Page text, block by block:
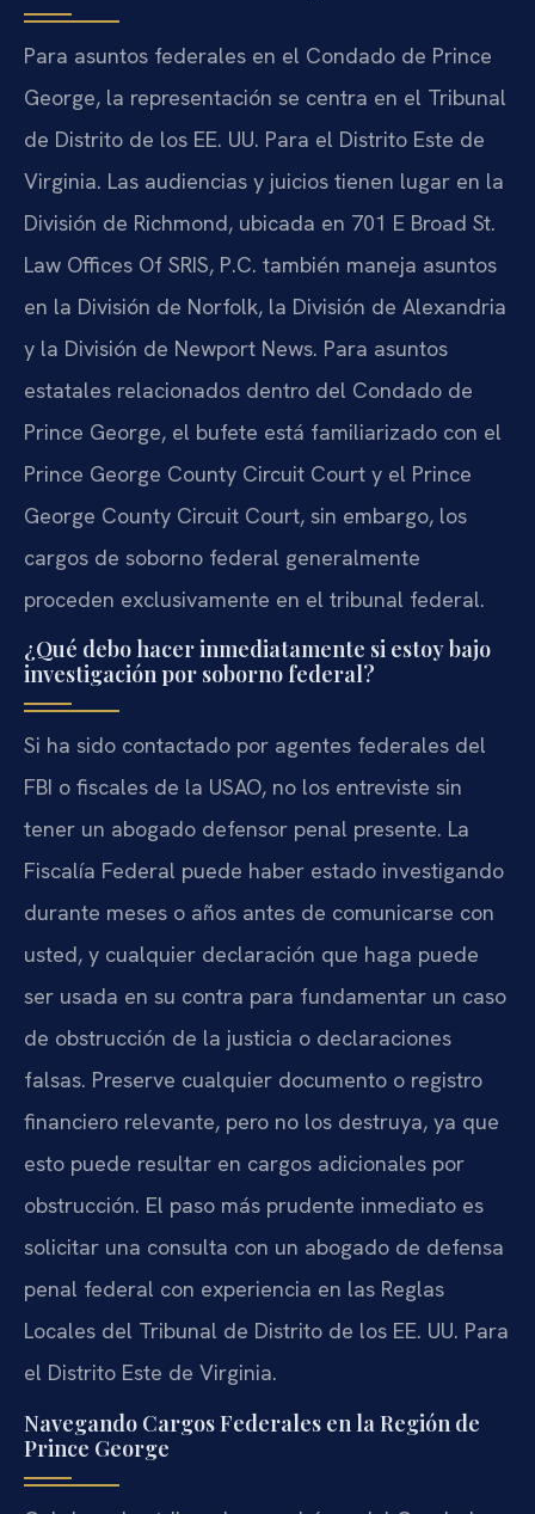
Para asuntos federales en el Condado de Prince
George, la representación se centra en el Tribunal
de Distrito de los EE. UU. Para el Distrito Este de
Virginia. Las audiencias y juicios tienen lugar en la
División de Richmond, ubicada en 701 E Broad St.
Law Offices Of SRIS, P.C. también maneja asuntos
en la División de Norfolk, la División de Alexandria
y la División de Newport News. Para asuntos
estatales relacionados dentro del Condado de
Prince George, el bufete está familiarizado con el
Prince George County Circuit Court y el Prince
George County Circuit Court, sin embargo, los
cargos de soborno federal generalmente
proceden exclusivamente en el tribunal federal.
¿Qué debo hacer inmediatamente si estoy bajo
investigación por soborno federal?
Si ha sido contactado por agentes federales del
FBI o fiscales de la USAO, no los entreviste sin
tener un abogado defensor penal presente. La
Fiscalía Federal puede haber estado investigando
durante meses o años antes de comunicarse con
usted, y cualquier declaración que haga puede
ser usada en su contra para fundamentar un caso
de obstrucción de la justicia o declaraciones
falsas. Preserve cualquier documento o registro
financiero relevante, pero no los destruya, ya que
esto puede resultar en cargos adicionales por
obstrucción. El paso más prudente inmediato es
solicitar una consulta con un abogado de defensa
penal federal con experiencia en las Reglas
Locales del Tribunal de Distrito de los EE. UU. Para
el Distrito Este de Virginia.
Navegando Cargos Federales en la Región de
Prince George